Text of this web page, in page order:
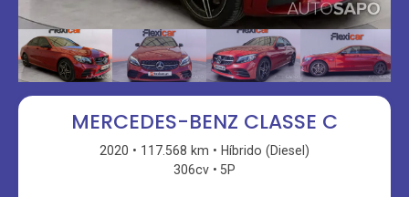
MERCEDES-BENZ CLASSE C
2020 117.568 km
Híbrido (Diesel)
306cv
5P